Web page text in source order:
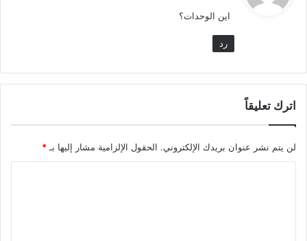
ل
اين الوحدات؟
رد
اترك تعليقاً
لن يتم نشر عنوان بريدك الإلكتروني. الحقول الإلزامية مشار إليها بـ *